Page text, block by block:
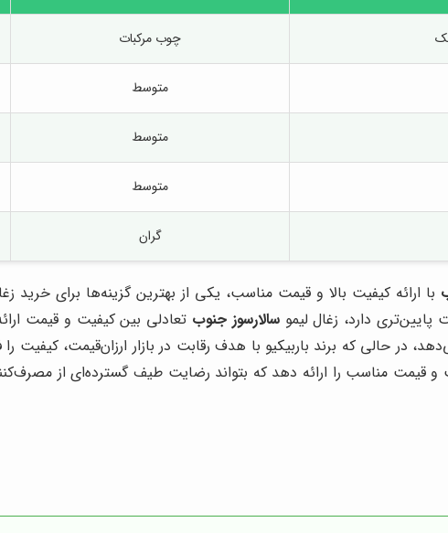
چوب مرکبات
متوسط
متوسط
متوسط
گران
با ارائه کیفیت بالا و قیمت مناسب، یکی از بهترین گزینه‌ها برای خرید
پایین‌تری دارد، زغال لیموسالارسوز جنوب تعادلی بین کیفیت و قیمت
در حالی که برند باربیکیو با هدف رقابت در بازار ارزان‌قیمت،
قیمت مناسب را ارائه دهد که بتواند رضایت طیف گسترده‌ای از